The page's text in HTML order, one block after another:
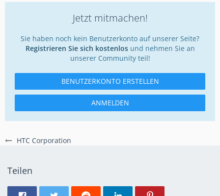
HTC Corporation
Jetzt mitmachen!
Sie haben noch kein Benutzerkonto auf unserer Seite?
Registrieren Sie sich kostenlosund nehmen Sie an
unserer Community teil!
BENUTZERKONTO ERSTELLEN
ANMELDEN
Teilen